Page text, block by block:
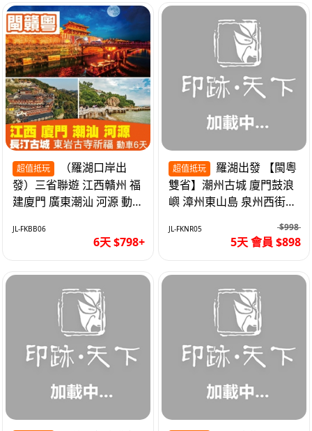
超值抵玩
發）三省聯遊 江西贛州 福
建廈門 廣東潮汕 河源 動車
JL-FKBB06
6天 $798+
超值抵玩
雙省】潮州古城 廈門鼓浪
嶼 漳州東山島 泉州西街
超值抵玩5天
JL-FKNR05 $998
5天 會員 $898